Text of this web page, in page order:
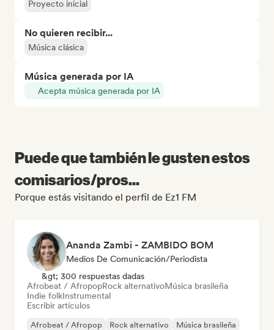
Proyecto inicial
No quieren recibir...
Música clásica
Música generada por IA
Acepta música generada por IA
Puede que también le gusten estos
comisarios/pros...
Porque estás visitando el perfil de Ez1 FM
Ananda Zambi - ZAMBIDO BOM
Medios De Comunicación/Periodista
&gt; 300 respuestas dadas
Afrobeat / AfropopRock alternativoMúsica brasileña
Indie folkInstrumental
Escribir artículos
Afrobeat / Afropop Rock alternativo
Música brasileña